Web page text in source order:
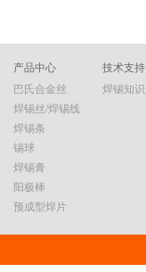
产品中心
巴氏合金丝
焊锡丝/焊锡线
焊锡条
锡球
焊锡膏
阳极棒
预成型焊片
技术支持
焊锡知识